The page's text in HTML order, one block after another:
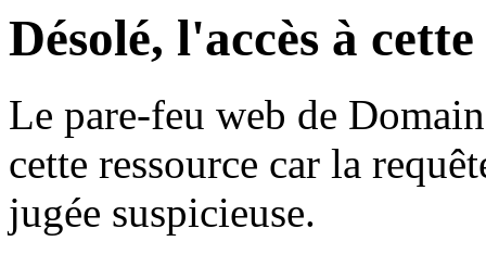
Désolé, l'accès à
Le pare-feu web de
cette ressource car la
jugée suspicieuse.